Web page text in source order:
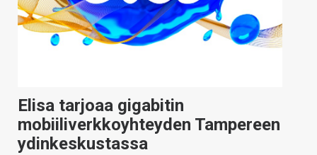
Elisa tarjoaa gigabitin
mobiiliverkkoyhteyden Tampereen
ydinkeskustassa